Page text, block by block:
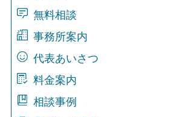
無料相談
事務所案内
代表あいさつ
料金案内
相談事例